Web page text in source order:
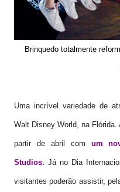
Brinquedo totalmente
Uma incrível variedade de
Walt Disney World, na
partir de abril com um
Studios. Já no Dia
visitantes poderão assistir,